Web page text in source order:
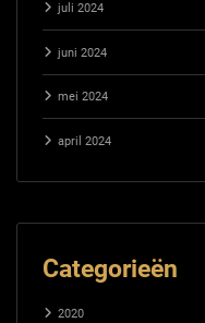
juli 2024
juni 2024
mei 2024
april 2024
Categorieën
2020